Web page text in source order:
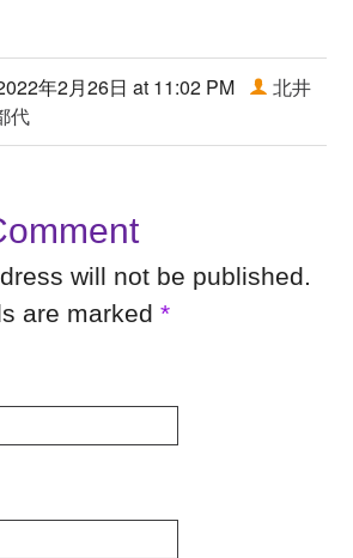
年2月26日 at 11:02 PM
北井
代
will not be published.
are marked*